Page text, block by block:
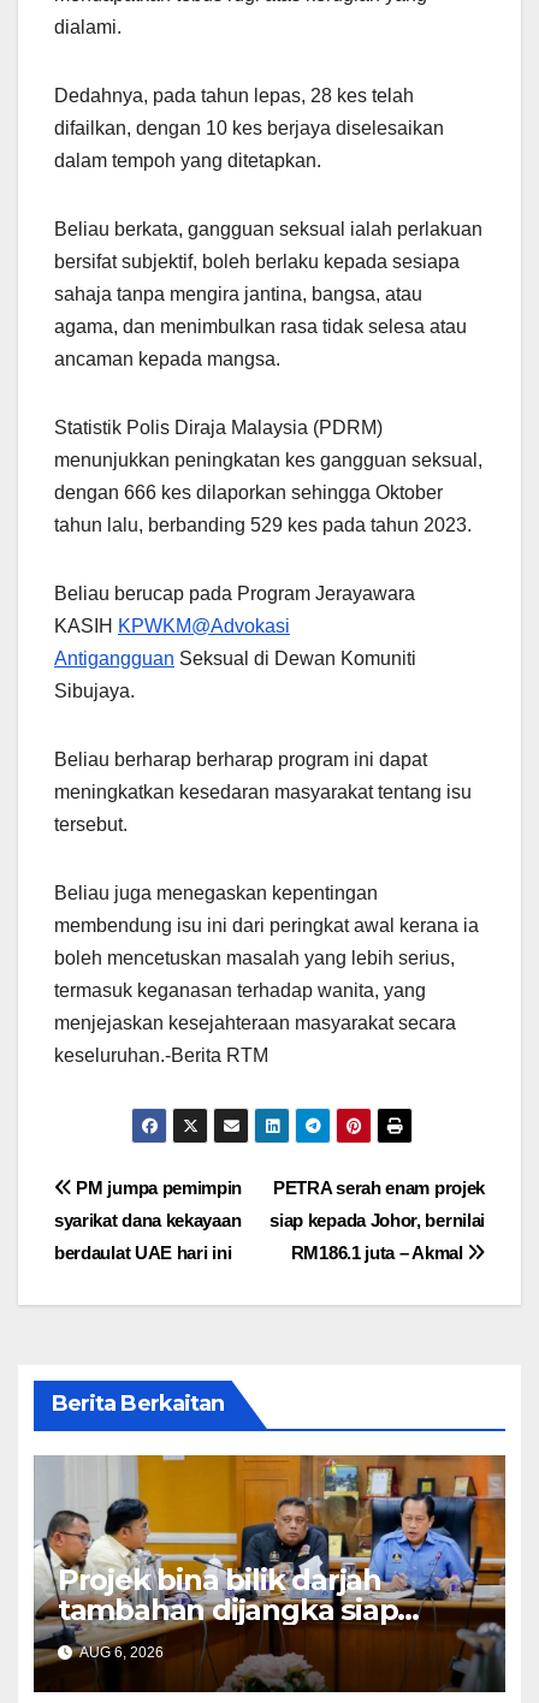
dialami.
Dedahnya, pada tahun lepas, 28 kes telah
difailkan, dengan 10 kes berjaya diselesaikan
dalam tempoh yang ditetapkan.
Beliau berkata, gangguan seksual ialah perlakuan
bersifat subjektif, boleh berlaku kepada sesiapa
sahaja tanpa mengira jantina, bangsa, atau
agama, dan menimbulkan rasa tidak selesa atau
ancaman kepada mangsa.
Statistik Polis Diraja Malaysia (PDRM)
menunjukkan peningkatan kes gangguan seksual,
dengan 666 kes dilaporkan sehingga Oktober
tahun lalu, berbanding 529 kes pada tahun 2023.
Beliau berucap pada Program Jerayawara
KASIH KPWKM@Advokasi
Antigangguan Seksual di Dewan Komuniti
Sibujaya.
Beliau berharap berharap program ini dapat
meningkatkan kesedaran masyarakat tentang isu
tersebut.
Beliau juga menegaskan kepentingan
membendung isu ini dari peringkat awal kerana ia
boleh mencetuskan masalah yang lebih serius,
termasuk keganasan terhadap wanita, yang
menjejaskan kesejahteraan masyarakat secara
keseluruhan.-Berita RTM
Post
navigation
PETRA serah enam projek
siap kepada Johor, bernilai
RM186.1 juta – Akmal
PM jumpa pemimpin
syarikat dana kekayaan
berdaulat UAE hari ini
Berita Berkaitan
Projek bina bilik darjah
tambahan dijangka siap
Disember ini – Ahmad Maslan
AUG 6, 2026